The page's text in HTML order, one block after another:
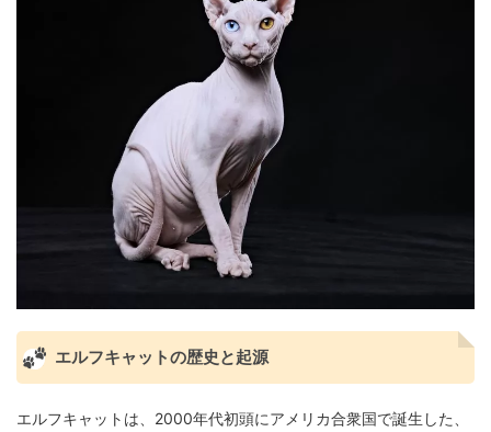
エルフキャットの歴史と起源
エルフキャットは、2000年代初頭にアメリカ合衆国で誕生した、